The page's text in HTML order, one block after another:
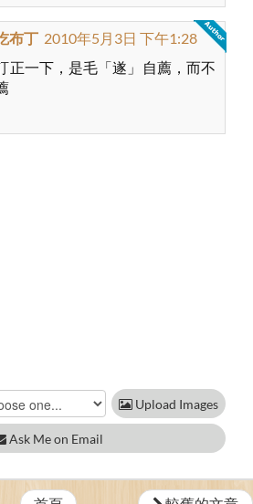
布丁 2010年5月3日 下午1:28
正一下，是毛「遂」自薦，而不
Upload Images
Ask Me on Email